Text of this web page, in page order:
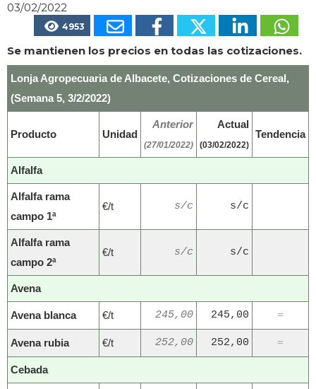
03/02/2022
4953
Se mantienen los precios en todas las cotizaciones.
Lonja Agropecuaria de Albacete, Cotizaciones de Cereal,
(Semana 5, 3/2/2022)
Producto Unidad
Anterior
(27/01/2022)
Actual
(03/02/2022)
Tendencia
Alfalfa
Alfalfa rama
campo 1ª
€/t s/c s/c
Alfalfa rama
campo 2ª
€/t s/c s/c
Avena
Avena blanca €/t 245,00 245,00 =
Avena rubia €/t 252,00 252,00 =
Cebada